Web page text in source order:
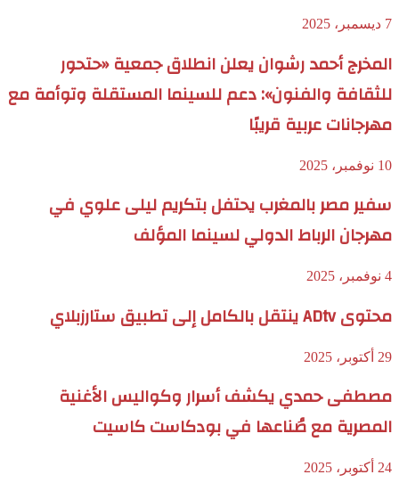
7 ديسمبر، 2025
المخرج أحمد رشوان يعلن انطلاق جمعية «حتحور
للثقافة والفنون»: دعم للسينما المستقلة وتوأمة مع
مهرجانات عربية قريبًا
10 نوفمبر، 2025
سفير مصر بالمغرب يحتفل بتكريم ليلى علوي في
مهرجان الرباط الدولي لسينما المؤلف
4 نوفمبر، 2025
محتوى ADtv ينتقل بالكامل إلى تطبيق ستارزبلاي
29 أكتوبر، 2025
مصطفى حمدي يكشف أسرار وكواليس الأغنية
المصرية مع صُناعها في بودكاست كاسيت
24 أكتوبر، 2025